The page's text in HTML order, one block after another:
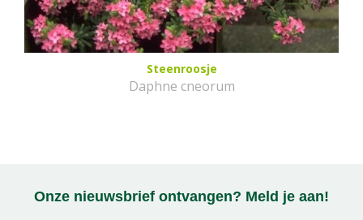
Steenroosje
Daphne cneorum
Onze nieuwsbrief ontvangen? Meld je aan!